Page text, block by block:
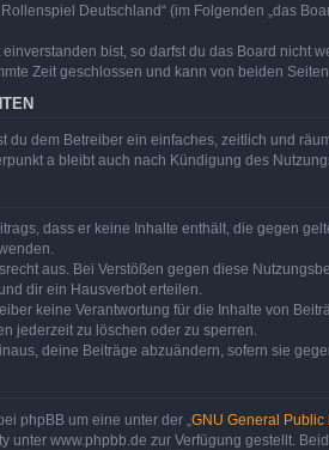
Deutschland“ (im Folgenden „das
bist, so darfst du das Board nicht
Zeit geschlossen und kann von beiden
du dem Betreiber ein einfaches, zeitlich und
a bleibt auch nach Kündigung des
dass er keine Inhalte enthält, die gegen
aus. Bei Verstößen gegen diese
dir ein Hausverbot erteilen.
keine Verantwortung für die Inhalte von
jederzeit zu löschen oder zu sperren.
deine Beiträge abzuändern, sofern sie
phpBB um eine unter der „ GNU General Public
unter www.phpbb.de zur Verfügung gestellt.